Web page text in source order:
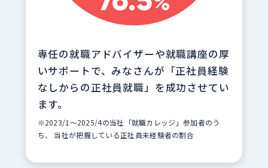
専任の就職アドバイザーや就職講座の厚
いサポートで、みなさんが「正社員経験
なしからの正社員就職」を成功させてい
ます。
※2023/1～2025/4の当社「就職カレッジ」参加者のう
ち、 当社が把握している正社員未経験者の割合